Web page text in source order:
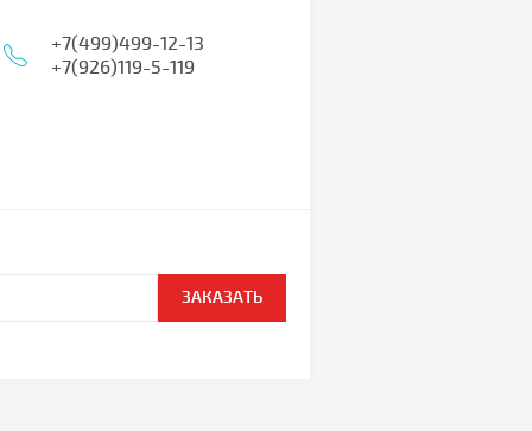
+7(499)499-12-13
+7(926)119-5-119
ЗАКАЗАТЬ